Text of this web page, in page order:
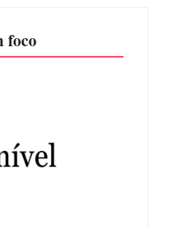
foco